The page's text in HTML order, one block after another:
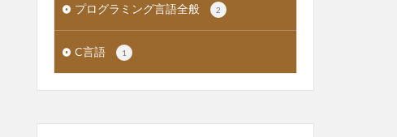
プログラミング言語全般 2
C言語 1